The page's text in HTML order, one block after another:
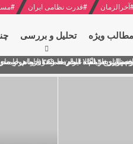
آخرالزمان #قدرت نظامی ایران #
مطالب ویژه تحلیل و بررسی
ارشد اطلاعات مصر درباره
از نگاه امام خامنه ای
خطاب به ملت ایران + نکته خوانی و
۱۴۰۰